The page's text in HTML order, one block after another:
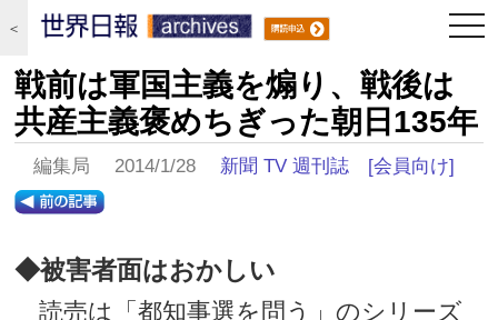
＜
戦前は軍国主義を煽り、戦後は
共産主義褒めちぎった朝日135年
編集局 2014/1/28 新聞 TV 週刊誌 [会員向け]
◆被害者面はおかしい
読売は「都知事選を問う」のシリーズ